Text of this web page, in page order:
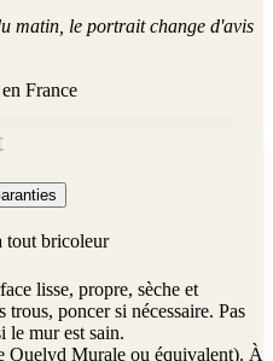
matin, le portrait change d'avis
France
bricoleur
lisse, propre, sèche et
trous, poncer si nécessaire. Pas
le mur est sain.
Quelyd Murale ou équivalent). À